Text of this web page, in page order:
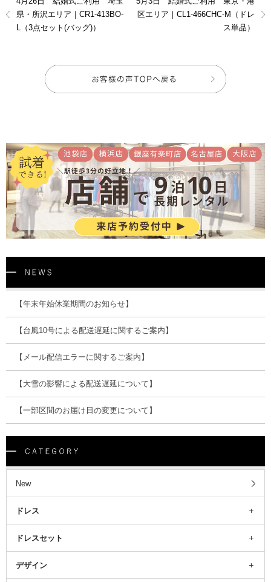
県・所沢エリア｜CR1-413BO-
L（3点セット(バッグ)）
区エリア｜CL1-466CHC-M（ドレ
ス単品）
【年末年始休業期間のお知らせ】
【台風10号による配送遅延に関するご案内】
【メール配信エラーに関するご案内】
【大雪の影響による配送遅延について】
【一部区間のお届け日の変更について】
New
ドレス
ドレスセット
デザイン